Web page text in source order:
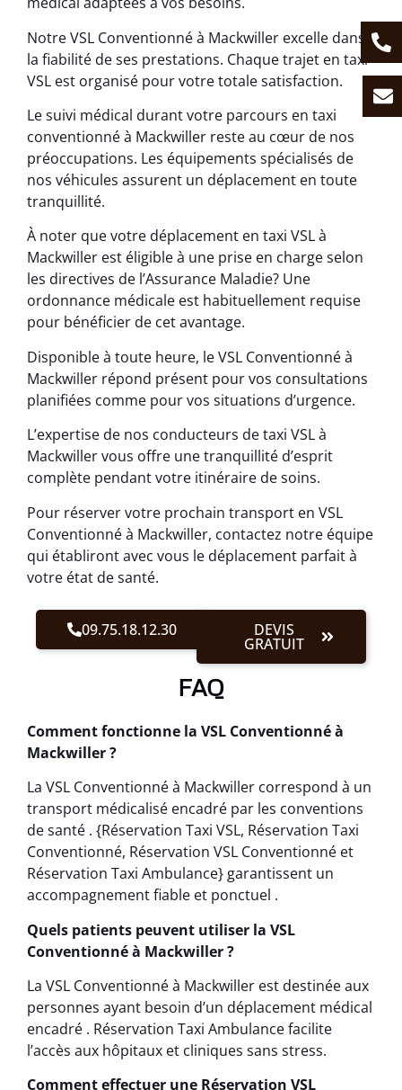
Notre VSL Conventionné à Mackwiller excelle dans
la fiabilité de ses prestations. Chaque trajet en taxi
VSL est organisé pour votre totale satisfaction.
Le suivi médical durant votre parcours en taxi
conventionné à Mackwiller reste au cœur de nos
préoccupations. Les équipements spécialisés de
nos véhicules assurent un déplacement en toute
tranquillité.
À noter que votre déplacement en taxi VSL à
Mackwiller est éligible à une prise en charge selon
les directives de l’Assurance Maladie? Une
ordonnance médicale est habituellement requise
pour bénéficier de cet avantage.
Disponible à toute heure, le VSL Conventionné à
Mackwiller répond présent pour vos consultations
planifiées comme pour vos situations d’urgence.
L’expertise de nos conducteurs de taxi VSL à
Mackwiller vous offre une tranquillité d’esprit
complète pendant votre itinéraire de soins.
Pour réserver votre prochain transport en VSL
Conventionné à Mackwiller, contactez notre équipe
qui établiront avec vous le déplacement parfait à
votre état de santé.
09.75.18.12.30 DEVIS
GRATUIT
FAQ
Comment fonctionne la VSL Conventionné à
Mackwiller ?
La VSL Conventionné à Mackwiller correspond à un
transport médicalisé encadré par les conventions
de santé . {Réservation Taxi VSL, Réservation Taxi
Conventionné, Réservation VSL Conventionné et
Réservation Taxi Ambulance} garantissent un
accompagnement fiable et ponctuel .
Quels patients peuvent utiliser la VSL
Conventionné à Mackwiller ?
La VSL Conventionné à Mackwiller est destinée aux
personnes ayant besoin d’un déplacement médical
encadré . Réservation Taxi Ambulance facilite
l’accès aux hôpitaux et cliniques sans stress.
Comment effectuer une Réservation VSL